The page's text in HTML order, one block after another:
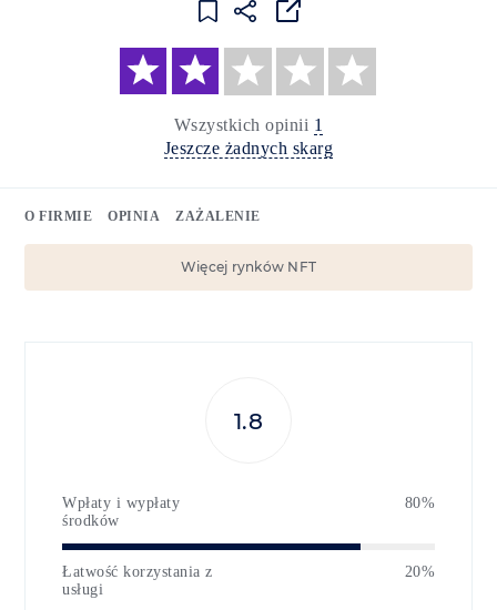
Wszystkich opinii 1
Jeszcze żadnych skarg
O FIRMIE OPINIA ZAŻALENIE
Więcej rynków NFT
Wpłaty i wypłaty
środków
80%
Łatwość korzystania z
usługi
20%
1.8